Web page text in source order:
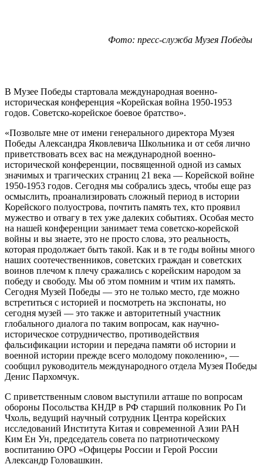
Фото: пресс-служба Музея Победы
В Музее Победы стартовала международная военно-
историческая конференция «Корейская война 1950-1953
годов. Советско-корейское боевое братство».
«Позвольте мне от имени генерального директора Музея
Победы Александра Яковлевича Школьника и от себя лично
приветствовать всех вас на международной военно-
исторической конференции, посвященной одной из самых
значимых и трагических страниц 21 века — Корейской войне
1950-1953 годов. Сегодня мы собрались здесь, чтобы еще раз
осмыслить, проанализировать сложный период в истории
Корейского полуострова, почтить память тех, кто проявил
мужество и отвагу в тех уже далеких событиях. Особая место
на нашей конференции занимает тема советско-корейской
войны и вы знаете, это не просто слова, это реальность,
которая продолжает быть такой. Как и в те годы войны много
наших соотечественников, советских граждан и советских
воинов плечом к плечу сражались с корейским народом за
победу и свободу. Мы об этом помним и чтим их память.
Сегодня Музей Победы — это не только место, где можно
встретиться с историей и посмотреть на экспонаты, но
сегодня музей — это также и авторитетный участник
глобального диалога по таким вопросам, как научно-
историческое сотрудничество, противодействия
фальсификации истории и передача памяти об истории и
военной истории прежде всего молодому поколению», —
сообщил руководитель международного отдела Музея Победы
Денис Пархомчук.
С приветственным словом выступили атташе по вопросам
обороны Посольства КНДР в РФ старший полковник Ро Ги
Чхоль, ведущий научный сотрудник Центра корейских
исследований Института Китая и современной Азии РАН
Ким Ен Ун, председатель совета по патриотическому
воспитанию ОРО «Офицеры России и Герой России
Александр Головашкин.